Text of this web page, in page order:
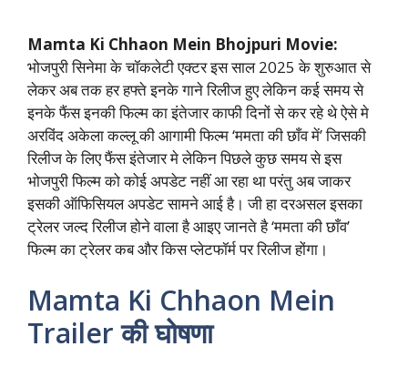
Mamta Ki Chhaon Mein Bhojpuri Movie:
भोजपुरी सिनेमा के चॉकलेटी एक्टर इस साल 2025 के शुरुआत से
लेकर अब तक हर हफ्ते इनके गाने रिलीज हुए लेकिन कई समय से
इनके फैंस इनकी फिल्म का इंतेजार काफी दिनों से कर रहे थे ऐसे मे
अरविंद अकेला कल्लू की आगामी फिल्म ‘ममता की छाँव में’ जिसकी
रिलीज के लिए फैंस इंतेजार मे लेकिन पिछले कुछ समय से इस
भोजपुरी फिल्म को कोई अपडेट नहीं आ रहा था परंतु अब जाकर
इसकी ऑफिसियल अपडेट सामने आई है। जी हा दरअसल इसका
ट्रेलर जल्द रिलीज होने वाला है आइए जानते है ‘ममता की छाँव’
फिल्म का ट्रेलर कब और किस प्लेटफॉर्म पर रिलीज होंगा।
Mamta Ki Chhaon Mein
Trailer की घोषणा